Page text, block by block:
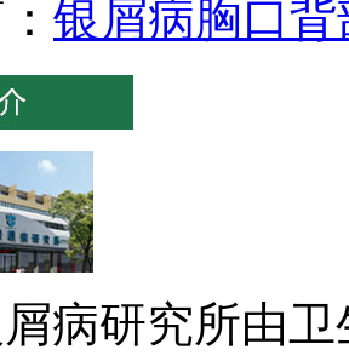
银屑病胸口背
病研究所由